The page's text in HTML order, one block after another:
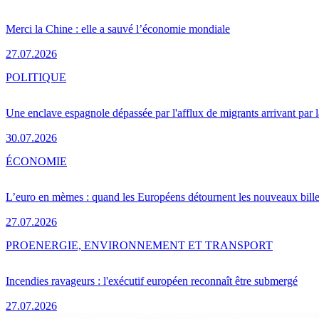
Merci la Chine : elle a sauvé l’économie mondiale
27.07.2026
Une enclave espagnole dépassée par l'afflux de migrants arrivant par
30.07.2026
POLITIQUE
L’euro en mèmes : quand les Européens détournent les nouveaux
27.07.2026
ÉCONOMIE
Incendies ravageurs : l'exécutif européen reconnaît être submergé
27.07.2026
PROENERGIE, ENVIRONNEMENT ET TRANSPORT